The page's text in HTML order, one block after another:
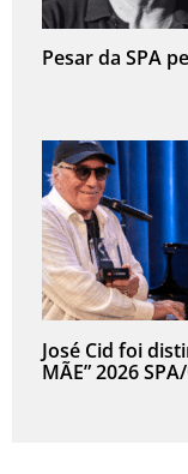
Pesar da SPA
José Cid foi
MÃE” 2026